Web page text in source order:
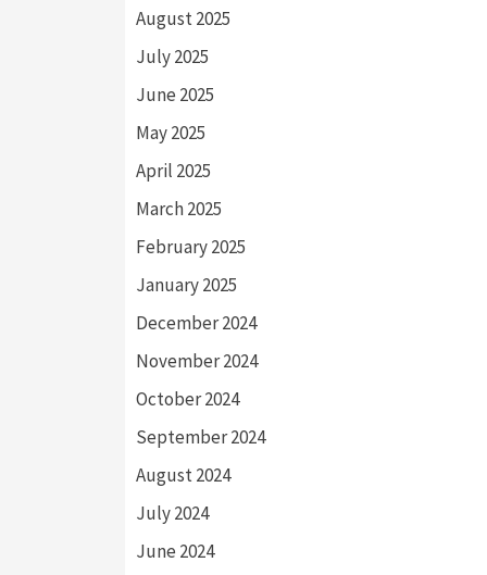
August 2025
July 2025
June 2025
May 2025
April 2025
March 2025
February 2025
January 2025
December 2024
November 2024
October 2024
September 2024
August 2024
July 2024
June 2024